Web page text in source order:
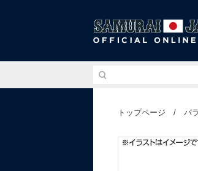
トップページ / バ